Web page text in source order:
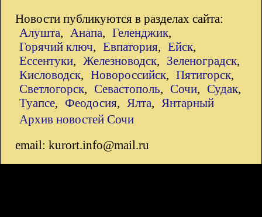
Новости публикуются в разделах сайта:
Алушта, Анапа, Геленджик,
Горячий ключ, Евпатория, Ейск,
Ессентуки, Железноводск, Зеленоградск,
Кисловодск, Новороссийск, Пятигорск,
Светлогорск, Севастополь, Сочи, Судак,
Туапсе, Феодосия, Ялта,
Янтарный
Архив новостей Сочи
email: kurort.info@mail.ru